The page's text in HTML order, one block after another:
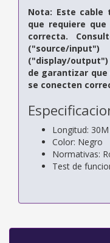
Nota: Este cable
que requiere
correcta.
("source/
("display/output")
de garantizar
se conecten
Longitud: 30M
Color: Negro
Normativas:
Test de